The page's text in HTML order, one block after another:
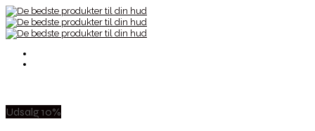
Udsalg 10%